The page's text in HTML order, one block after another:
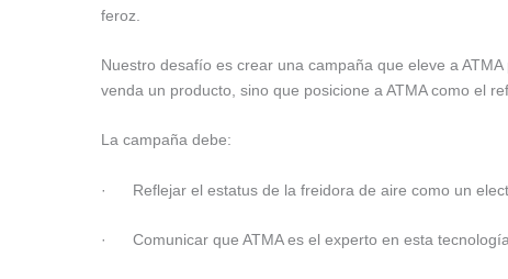
feroz.
Nuestro desafío es crear una campaña que eleve a
venda un producto, sino que posicione a ATMA como el
La campaña debe:
· Reflejar el estatus de la freidora de aire como un
· Comunicar que ATMA es el experto en esta